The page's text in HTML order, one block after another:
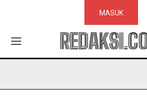
MASUK